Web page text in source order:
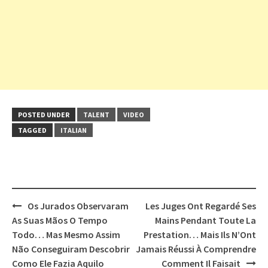
POSTED UNDER TALENT
VIDEO
TAGGED
ITALIAN
Post
navigation
Os Jurados Observaram
As Suas Mãos O Tempo
Todo… Mas Mesmo Assim
Não Conseguiram Descobrir
Como Ele Fazia Aquilo
Les Juges Ont Regardé Ses
Mains Pendant Toute La
Prestation… Mais Ils N’Ont
Jamais Réussi À Comprendre
Comment Il Faisait